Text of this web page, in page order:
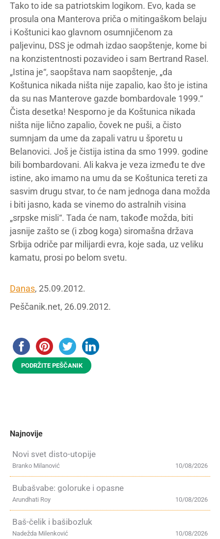
Tako to ide sa patriotskim logikom. Evo, kada se
prosula ona Manterova priča o mitingaškom belaju
i Koštunici kao glavnom osumnjičenom za
paljevinu, DSS je odmah izdao saopštenje, kome bi
na konzistentnosti pozavideo i sam Bertrand Rasel.
„Istina je“, saopštava nam saopštenje, „da
Koštunica nikada ništa nije zapalio, kao što je istina
da su nas Manterove gazde bombardovale 1999.“
Čista desetka! Nesporno je da Koštunica nikada
ništa nije lično zapalio, čovek ne puši, a čisto
sumnjam da ume da zapali vatru u šporetu u
Belanovici. Još je čistija istina da smo 1999. godine
bili bombardovani. Ali kakva je veza između te dve
istine, ako imamo na umu da se Koštunica tereti za
sasvim drugu stvar, to će nam jednoga dana možda
i biti jasno, kada se vinemo do astralnih visina
„srpske misli“. Tada će nam, takođe možda, biti
jasnije zašto se (i zbog koga) siromašna država
Srbija odriče par milijardi evra, koje sada, uz veliku
kamatu, prosi po belom svetu.
Danas, 25.09.2012.
Peščanik.net, 26.09.2012.
PODRŽITE PEŠČANIK
Najnovije
Novi svet disto-utopije
10/08/2026
Branko Milanović
Bubašvabe: goloruke i opasne
10/08/2026
Arundhati Roy
Baš-čelik i bašibozluk
10/08/2026
Nadežda Milenković